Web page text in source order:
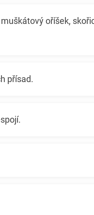
oříšek,
přísad.